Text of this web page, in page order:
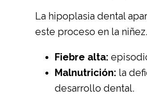
La hipoplasia dental
este proceso en la
Fiebre alta:
Malnutrición: la
desarrollo dental.